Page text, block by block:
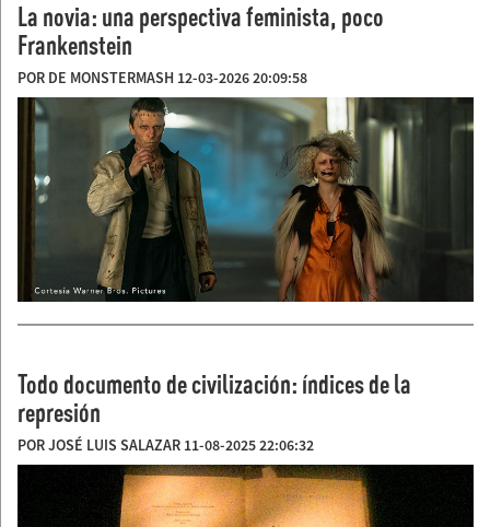
La novia: una perspectiva feminista, poco
Frankenstein
POR DE MONSTERMASH 12-03-2026 20:09:58
Todo documento de civilización: índices de la
represión
POR JOSÉ LUIS SALAZAR 11-08-2025 22:06:32